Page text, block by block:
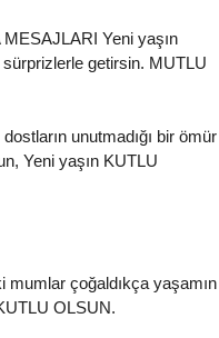
Yeni yaşın
getirsin. MUTLU
dostların unutmadığı bir ömür
Yeni yaşın KUTLU
mumlar çoğaldıkça yaşamın
OLSUN.